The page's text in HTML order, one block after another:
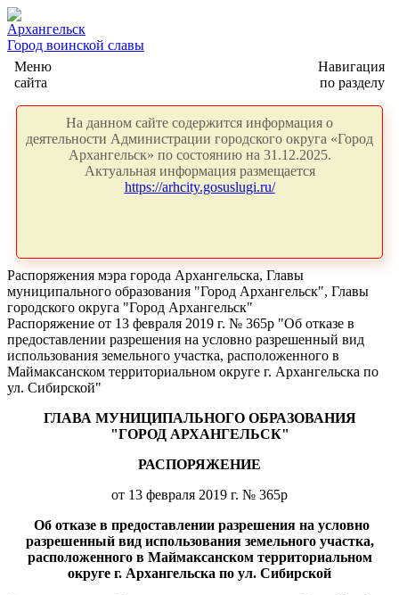
Архангельск
Город воинской славы
Меню
сайта
Навигация
по разделу
На данном сайте содержится информация о
деятельности Администрации городского округа «Город
Архангельск» по состоянию на 31.12.2025.
Актуальная информация размещается
https://arhcity.gosuslugi.ru/
Распоряжения мэра города Архангельска, Главы
муниципального образования "Город Архангельск", Главы
городского округа "Город Архангельск"
Распоряжение от 13 февраля 2019 г. № 365р "Об отказе в
предоставлении разрешения на условно разрешенный вид
использования земельного участка, расположенного в
Маймаксанском территориальном округе г. Архангельска по
ул. Сибирской"
ГЛАВА МУНИЦИПАЛЬНОГО ОБРАЗОВАНИЯ
"ГОРОД АРХАНГЕЛЬСК"
РАСПОРЯЖЕНИЕ
от 13 февраля 2019 г. № 365р
Об отказе в предоставлении разрешения на условно
разрешенный вид использования земельного участка,
расположенного в Маймаксанском территориальном
округе г. Архангельска по ул. Сибирской